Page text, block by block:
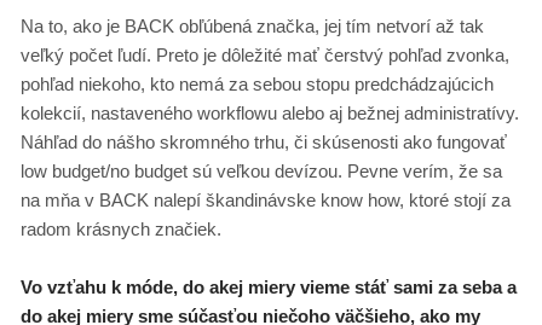
Na to, ako je BACK obľúbená značka, jej tím netvorí až tak
veľký počet ľudí. Preto je dôležité mať čerstvý pohľad zvonka,
pohľad niekoho, kto nemá za sebou stopu predchádzajúcich
kolekcií, nastaveného workflowu alebo aj bežnej administratívy.
Náhľad do nášho skromného trhu, či skúsenosti ako fungovať
low budget/no budget sú veľkou devízou. Pevne verím, že sa
na mňa v BACK nalepí škandinávske know how, ktoré stojí za
radom krásnych značiek.
Vo vzťahu k móde, do akej miery vieme stáť sami za seba a
do akej miery sme súčasťou niečoho väčšieho, ako my